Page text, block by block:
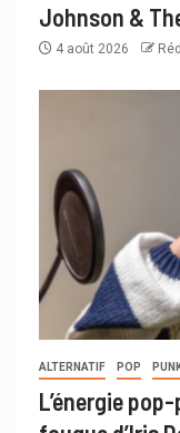
Johnson &
4 août 2026
ALTERNATIF POP
L’énergie